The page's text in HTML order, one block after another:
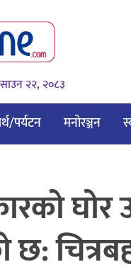
२२, २०८३
पर्यटन मनोरञ्जन
छ: